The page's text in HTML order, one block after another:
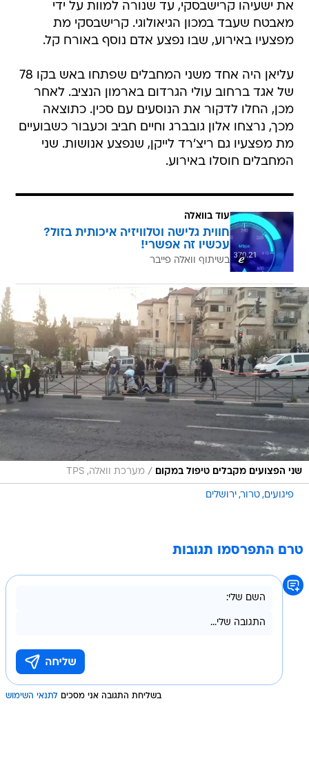
את ישעיהו קרישבסקי, עד שנורה למוות על ידי
מאבטח שעבד במכון הגיאולוגי. קרישבסקי מת
מפצעיו באירוע, שבו נפצע אדם נוסף באורח קל.
עליאן היה אחד משני המחבלים שפתחו באש בקו 78
של אגד ברחוב עולי הגרדום בארמון הנציב. לאחר
מכן, החלו לדקור את הנוסעים עם סכין. כתוצאה
מכך, נרצחו אלון גובברג וחיים חביב וכעבור כשבועיים
מת מפצעיו גם ריצ'רד לייקן, שנפצע אנושות. שני
המחבלים חוסלו באירוע.
עוד בוואלה
חווית גלישה וטלוויזיה איכותית בזול?
עכשיו זה אפשרי!
בשיתוף וואלה פייבר
שני הפצועים מקבלים טיפול במקום / מערכת וואלה, TPS
פיגועים טרור ירושלים
טרם התפרסמו תגובות
בשליחת התגובה אני מסכים לתנאי השימוש